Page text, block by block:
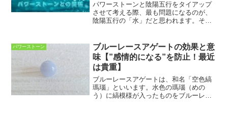
パワーストーンと陰陽五行をタイアップ
させて考える際、最も問題になるのが、
陰陽五行の「水」だと思われます。その
す。また、「黒色」のパワーストーン
は、グラウンディングに効...
パワーストーン
ブルーレースアゲートの効果と意
味【”感情的になる”を防止！最近
は貴重】
ブルーレースアゲートは、和名「空色縞
瑪瑙」といいます。水色の瑪瑙（めの
う）に縞模様が入ったものをブルーレー